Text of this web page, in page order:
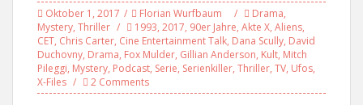
Oktober 1, 2017 Florian Wurfbaum Drama,
Mystery, Thriller 1993, 2017, 90er Jahre, Akte X, Aliens,
CET, Chris Carter, Cine Entertainment Talk, Dana Scully, David
Duchovny, Drama, Fox Mulder, Gillian Anderson, Kult, Mitch
Pileggi, Mystery, Podcast, Serie, Serienkiller, Thriller, TV, Ufos,
X-Files
2 Comments